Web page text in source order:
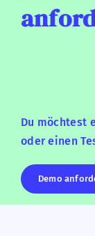
Du möchtest
oder einen
Demo